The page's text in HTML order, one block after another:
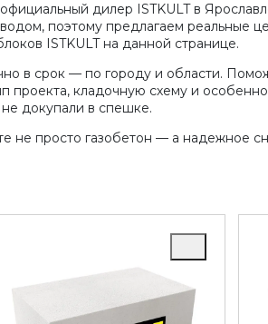
дилер ISTKULT в
поэтому предлагаем реальные
ISTKULT на данной странице.
в срок — по городу и области.
проекта, кладочную схему и
докупали в спешке.
не просто газобетон — а надежное